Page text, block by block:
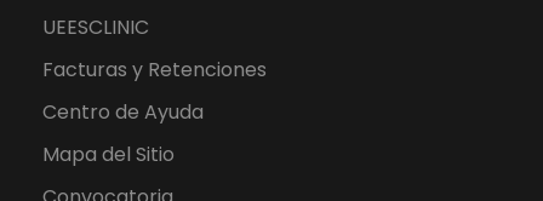
UEESCLINIC
Facturas y Retenciones
Centro de Ayuda
Mapa del Sitio